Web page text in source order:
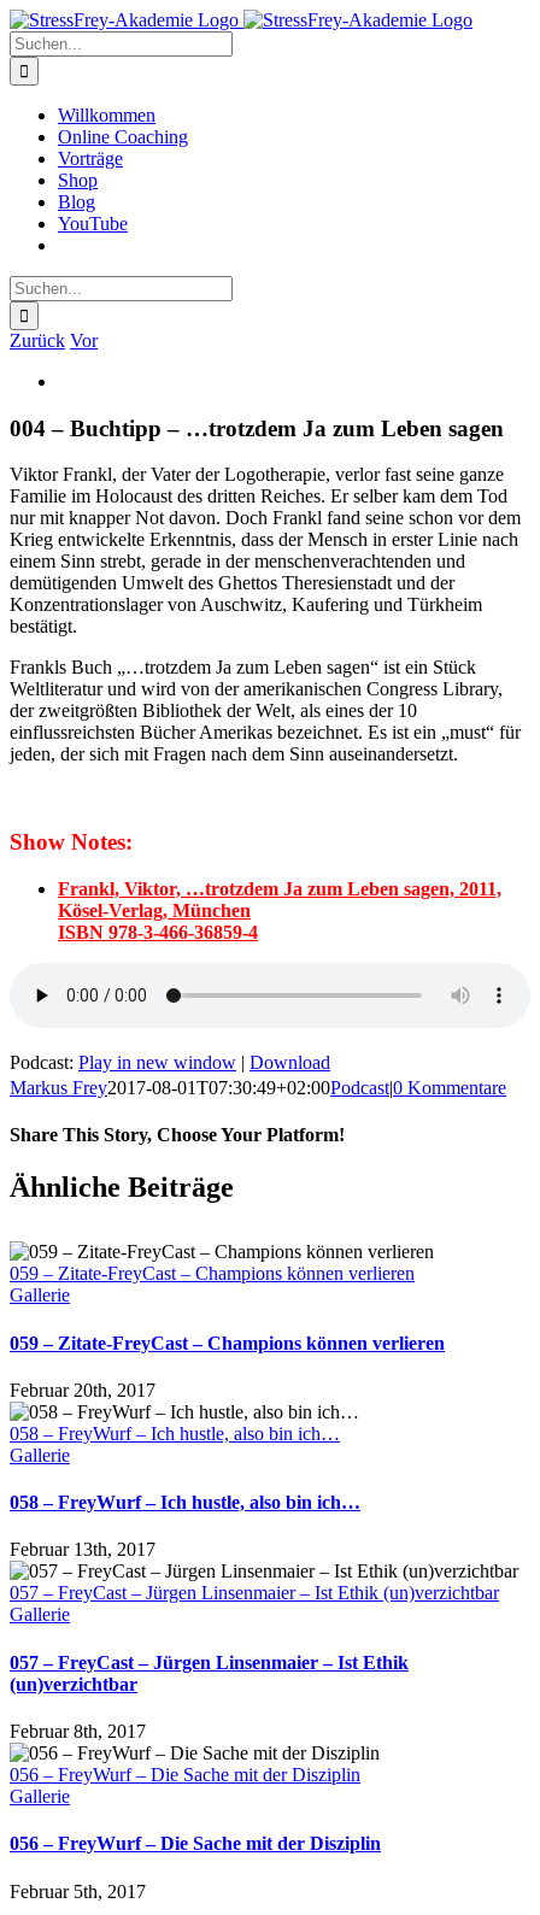
Zum
Inhalt
springen
Suche
nach:
Willkommen
Online Coaching
Vorträge
Shop
Blog
YouTube
Suche
nach:
Zurück Vor
Bild
004 – Buchtipp – …trotzdem Ja zum Leben sagen
Viktor Frankl, der Vater der Logotherapie, verlor fast seine ganze
Familie im Holocaust des dritten Reiches. Er selber kam dem Tod
nur mit knapper Not davon. Doch Frankl fand seine schon vor dem
Krieg entwickelte Erkenntnis, dass der Mensch in erster Linie nach
einem Sinn strebt, gerade in der menschenverachtenden und
demütigenden Umwelt des Ghettos Theresienstadt und der
Konzentrationslager von Auschwitz, Kaufering und Türkheim
bestätigt.
Frankls Buch „…trotzdem Ja zum Leben sagen“ ist ein Stück
Weltliteratur und wird von der amerikanischen Congress Library,
der zweitgrößten Bibliothek der Welt, als eines der 10
einflussreichsten Bücher Amerikas bezeichnet. Es ist ein „must“ für
jeden, der sich mit Fragen nach dem Sinn auseinandersetzt.
Show Notes:
Frankl, Viktor, …trotzdem Ja zum Leben sagen, 2011,
Kösel-Verlag, München
ISBN 978-3-466-36859-4
Podcast: Play in new window | Download
Markus Frey2017-08-01T07:30:49+02:00Podcast|0 Kommentare
Share This Story, Choose Your Platform!
Ähnliche Beiträge
059 – Zitate-FreyCast – Champions können verlieren
Gallerie
059 – Zitate-FreyCast – Champions können verlieren
Februar 20th, 2017
058 – FreyWurf – Ich hustle, also bin ich…
Gallerie
058 – FreyWurf – Ich hustle, also bin ich…
Februar 13th, 2017
057 – FreyCast – Jürgen Linsenmaier – Ist Ethik (un)verzichtbar
Gallerie
057 – FreyCast – Jürgen Linsenmaier – Ist Ethik
(un)verzichtbar
Februar 8th, 2017
056 – FreyWurf – Die Sache mit der Disziplin
Gallerie
056 – FreyWurf – Die Sache mit der Disziplin
Februar 5th, 2017